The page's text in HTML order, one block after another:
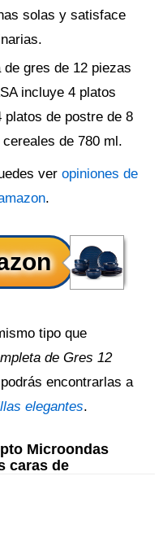
solas y satisface
de gres de 12 piezas
incluye 4 platos
platos de postre de 8
de 780 ml.
ver opiniones de
.
tipo que
de Gres 12
encontrarlas a
elegantes.
Microondas
caras de